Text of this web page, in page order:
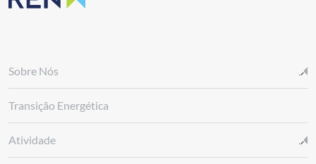
Sobre Nós
Transição Energética
Atividade